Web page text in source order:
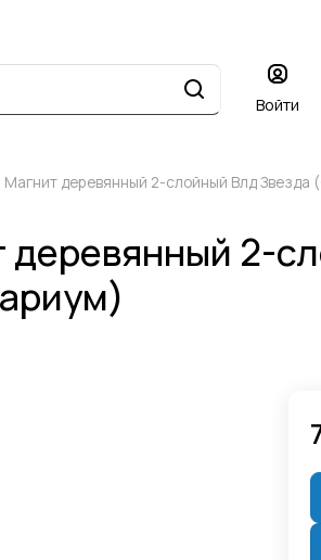
Войти
Магнит деревянный 2-слойный Влд Звезда
деревянный 2-